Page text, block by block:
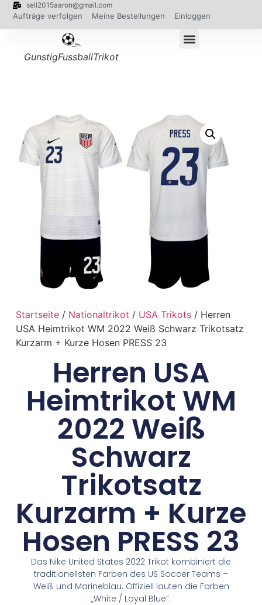
sell2015aaron@gmail.com
Aufträge verfolgen Meine Bestellungen Einloggen
GunstigFussballTrikot
Startseite/ Nationaltrikot / USA Trikots/ Herren
USA Heimtrikot WM 2022 Weiß Schwarz Trikotsatz
Kurzarm + Kurze Hosen PRESS 23
Herren USA
Heimtrikot WM
2022 Weiß
Schwarz
Trikotsatz
Kurzarm + Kurze
Hosen PRESS 23
Das Nike United States 2022 Trikot kombiniert die
traditionellsten Farben des US Soccer Teams –
Weiß und Marineblau. Offiziell lauten die Farben
„White / Loyal Blue“.